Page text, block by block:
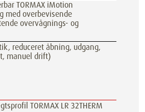
TORMAX iMotion
med overbevisende
overvågnings- og
reduceret åbning, udgang,
manuel drift)
TORMAX LR 32THERM